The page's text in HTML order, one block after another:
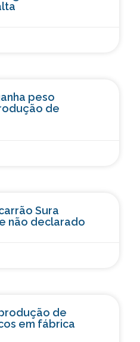
peso
de
Sura
não declarado
de
em fábrica